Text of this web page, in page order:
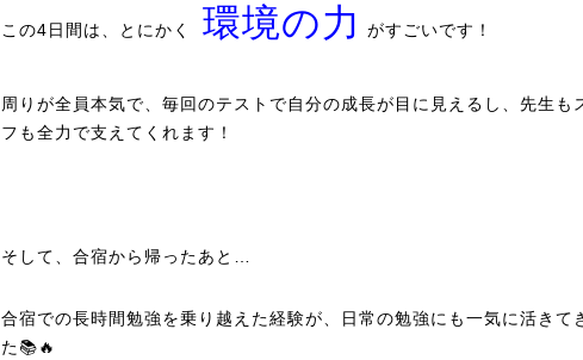
この4日間は、とにかく 環境の力 がすごいです！
周りが全員本気で、毎回のテストで自分の成長が目に見えるし、先生も
フも全力で支えてくれます！
そして、合宿から帰ったあと…
合宿での長時間勉強を乗り越えた経験が、日常の勉強にも一気に活きて
た📚🔥